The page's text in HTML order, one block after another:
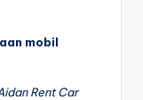
mobil
Rent Car